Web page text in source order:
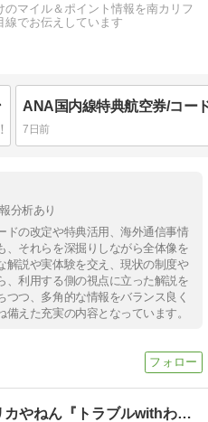
のマイル＆ポイント情報を南カリフ
線でお伝えしています
7日前
分析あり
ドの改定や特典活用、海外通信事情
、それらを深掘りしながら全体像を
解説や実体験を交え、現状の制度や
、利用する側の視点に立った解説を
つ、多角的な情報をバランス良く
えた充実の内容となっています。
めっちゃ アメリカやねん『トラブルwithわんこ』